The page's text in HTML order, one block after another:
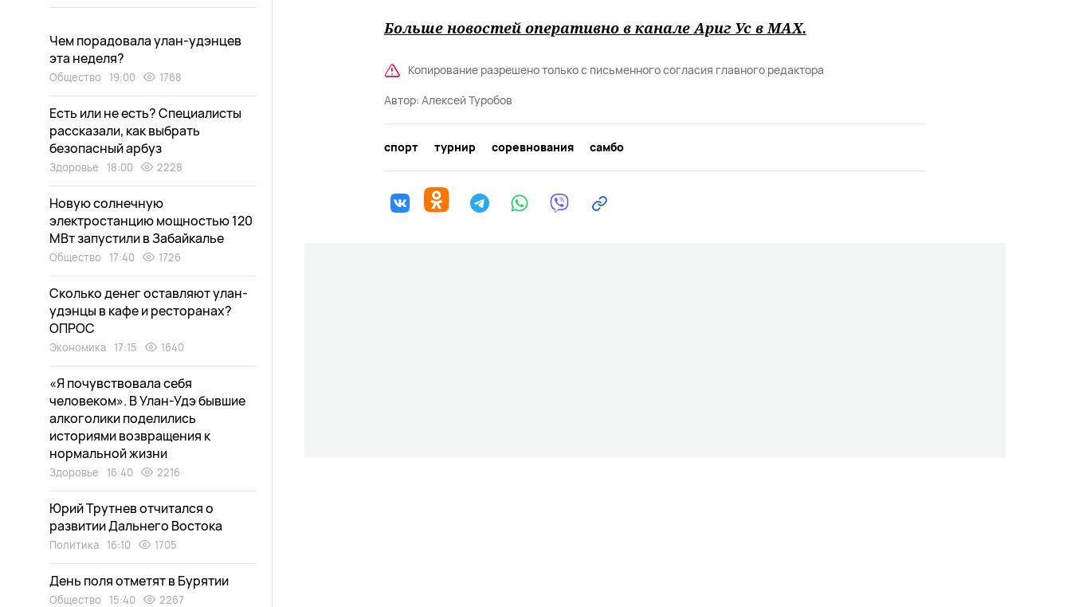
Больше новостей оперативно в канале Ариг Ус в MAХ.
Копирование разрешено только с письменного согласия главного редактора
Автор: Алексей Туробов
спорт турнир соревнования самбо
Чем порадовала улан-удэнцев
эта неделя?
Общество 19:00 1768
Есть или не есть? Специалисты
рассказали, как выбрать
безопасный арбуз
Здоровье 18:00 2228
Новую солнечную
электростанцию мощностью 120
МВт запустили в Забайкалье
Общество 17:40 1726
Сколько денег оставляют улан-
удэнцы в кафе и ресторанах?
ОПРОС
Экономика 17:15 1640
«Я почувствовала себя
человеком». В Улан-Удэ бывшие
алкоголики поделились
историями возвращения к
нормальной жизни
Здоровье 16:40 2216
Юрий Трутнев отчитался о
развитии Дальнего Востока
Политика 16:10 1705
День поля отметят в Бурятии
Общество 15:40 2267